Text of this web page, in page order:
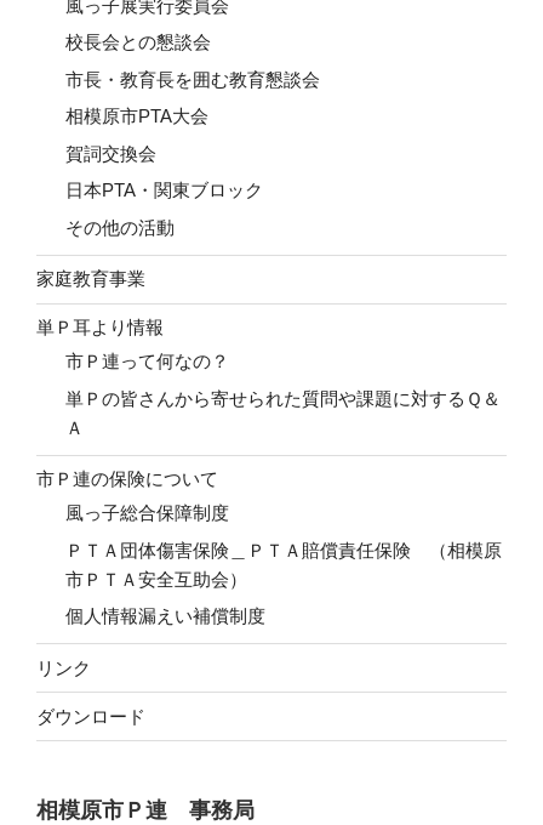
風っ子展実行委員会
校長会との懇談会
市長・教育長を囲む教育懇談会
相模原市PTA大会
賀詞交換会
日本PTA・関東ブロック
その他の活動
家庭教育事業
単Ｐ耳より情報
市Ｐ連って何なの？
単Ｐの皆さんから寄せられた質問や課題に対するＱ＆
Ａ
市Ｐ連の保険について
風っ子総合保障制度
ＰＴＡ団体傷害保険＿ＰＴＡ賠償責任保険 （相模原
市ＰＴＡ安全互助会）
個人情報漏えい補償制度
リンク
ダウンロード
相模原市Ｐ連 事務局